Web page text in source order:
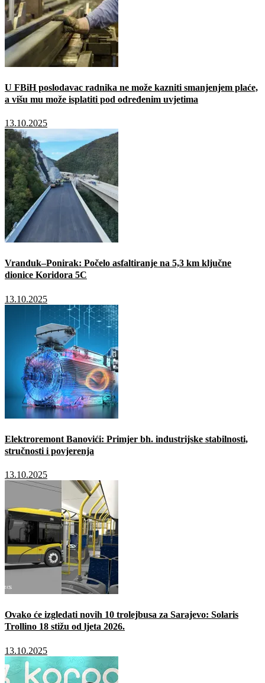
U FBiH poslodavac radnika ne može kazniti smanjenjem plaće,
a višu mu može isplatiti pod određenim uvjetima
13.10.2025
Vranduk–Ponirak: Počelo asfaltiranje na 5,3 km ključne
dionice Koridora 5C
13.10.2025
Elektroremont Banovići: Primjer bh. industrijske stabilnosti,
stručnosti i povjerenja
13.10.2025
Ovako će izgledati novih 10 trolejbusa za Sarajevo: Solaris
Trollino 18 stižu od ljeta 2026.
13.10.2025